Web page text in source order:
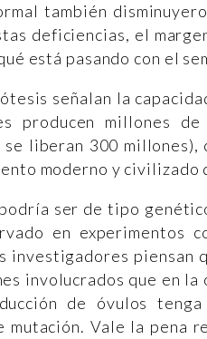
también
deficiencias, el
está pasando con el
señalan la
producen millones
se liberan 300
moderno y civilizado
ser de tipo
en experimentos
investigadores piensan
involucrados que en
de óvulos
mutación. Vale la pena